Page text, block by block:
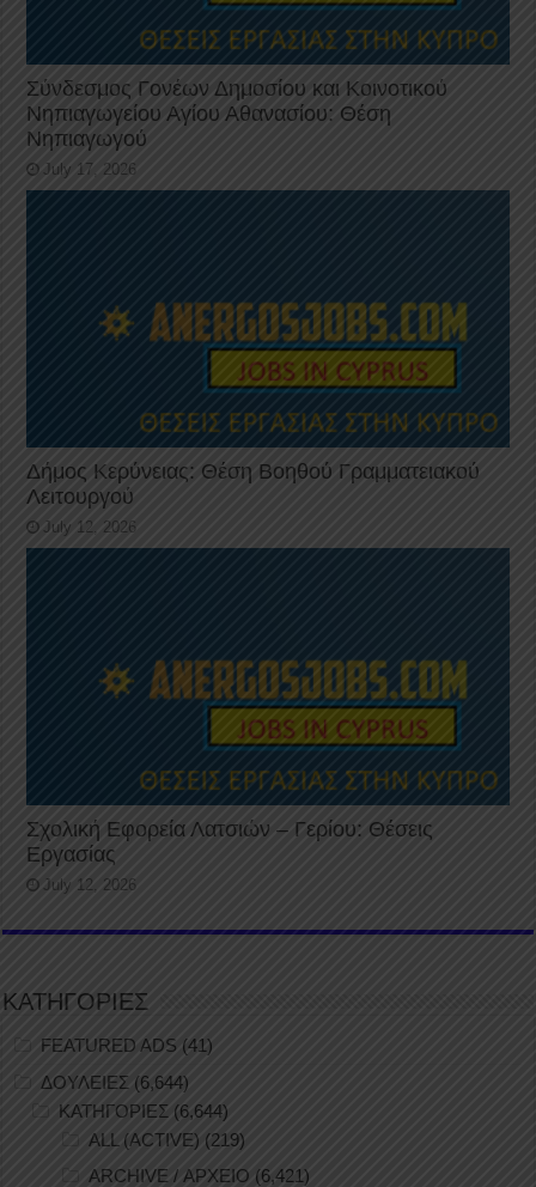
Σύνδεσμος Γονέων Δημοσίου και Κοινοτικού
Νηπιαγωγείου Αγίου Αθανασίου: Θέση
Νηπιαγωγού
July 17, 2026
Δήμος Κερύνειας: Θέση Βοηθού Γραμματειακού
Λειτουργού
July 12, 2026
Σχολική Εφορεία Λατσιών – Γερίου: Θέσεις
Εργασίας
July 12, 2026
ΚΑΤΗΓΟΡΙΕΣ
FEATURED ADS (41)
ΔΟΥΛΕΙΕΣ (6,644)
ΚΑΤΗΓΟΡΙΕΣ (6,644)
ALL (ACTIVE) (219)
ARCHIVE / ΑΡΧΕΙΟ (6,421)